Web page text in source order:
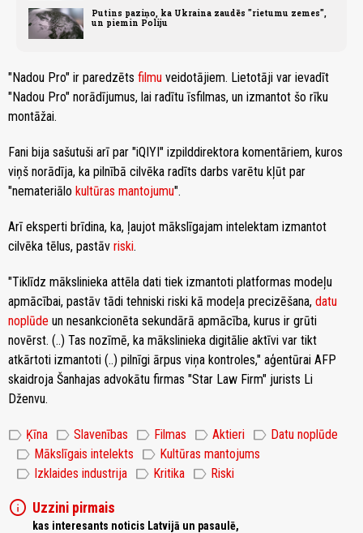
Putins paziņo, ka Ukraina zaudēs "rietumu zemes",
un piemin Poliju
"Nadou Pro" ir paredzēts filmu veidotājiem. Lietotāji var ievadīt
"Nadou Pro" norādījumus, lai radītu īsfilmas, un izmantot šo rīku
montāžai.
Fani bija sašutuši arī par "iQIYI" izpilddirektora komentāriem, kuros
viņš norādīja, ka pilnībā cilvēka radīts darbs varētu kļūt par
"nemateriālo kultūras mantojumu".
Arī eksperti brīdina, ka, ļaujot mākslīgajam intelektam izmantot
cilvēka tēlus, pastāv riski.
"Tiklīdz mākslinieka attēla dati tiek izmantoti platformas modeļu
apmācībai, pastāv tādi tehniski riski kā modeļa precizēšana, datu
noplūde un nesankcionēta sekundārā apmācība, kurus ir grūti
novērst. (..) Tas nozīmē, ka mākslinieka digitālie aktīvi var tikt
atkārtoti izmantoti (..) pilnīgi ārpus viņa kontroles," aģentūrai AFP
skaidroja Šanhajas advokātu firmas "Star Law Firm" jurists Li
Dženvu.
label Ķīna label Slavenības label Filmas label Aktieri label Datu noplūde
label Mākslīgais intelekts label Kultūras mantojums
label Izklaides industrija label Kritika label Riski
info Uzzini pirmais
kas interesants noticis Latvijā un pasaulē,